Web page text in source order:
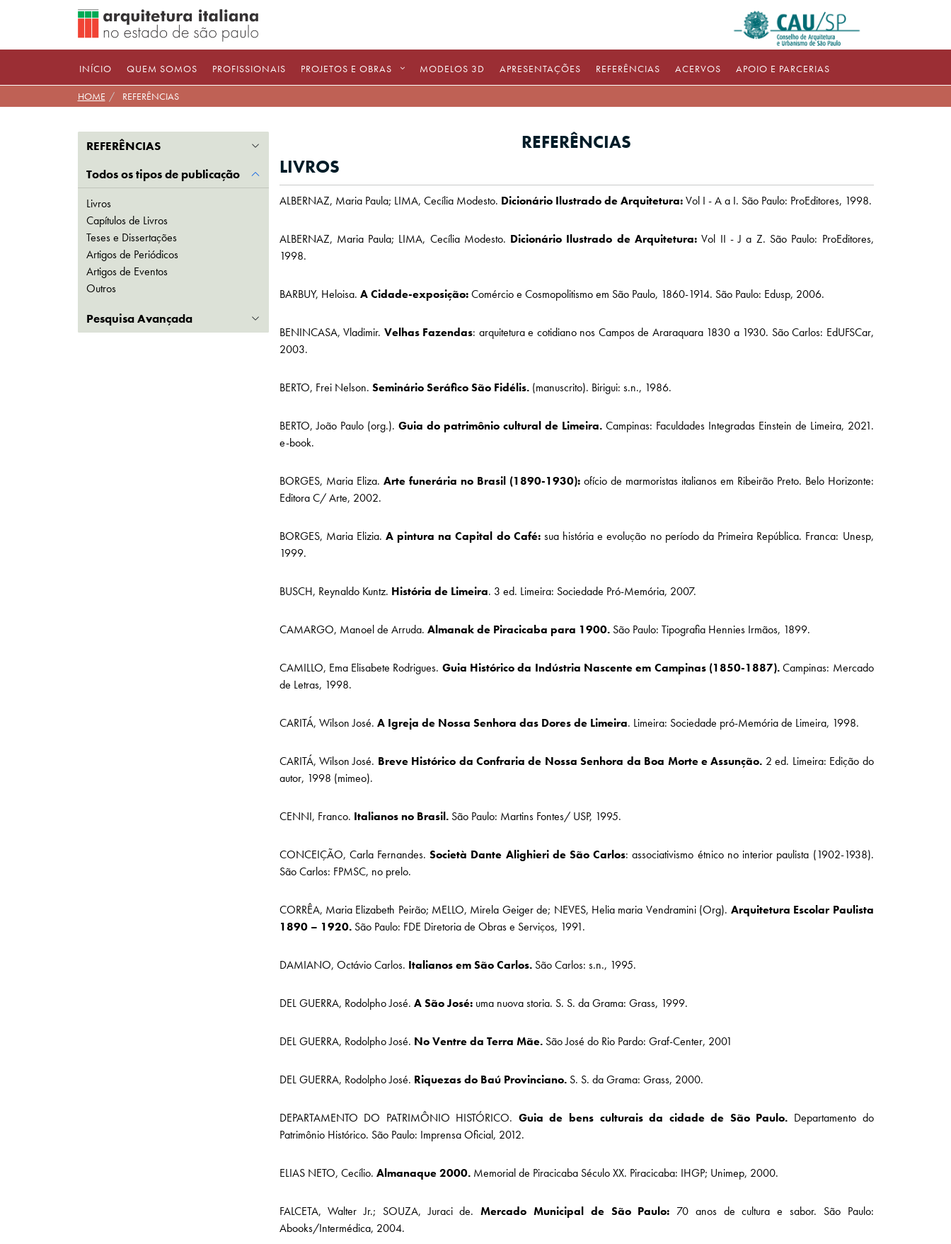
INÍCIO QUEM SOMOS PROFISSIONAIS PROJETOS E OBRAS MODELOS 3D APRESENTAÇÕES REFERÊNCIAS ACERVOS APOIO E PARCERIAS
HOME REFERÊNCIAS
REFERÊNCIAS
Todos os tipos de publicação
Livros
Capítulos de Livros
Teses e Dissertações
Artigos de Periódicos
Artigos de Eventos
Outros
Pesquisa Avançada
REFERÊNCIAS
LIVROS
ALBERNAZ, Maria Paula; LIMA, Cecília Modesto. Dicionário Ilustrado de Arquitetura:Vol I - A a I. São Paulo: ProEditores, 1998.
ALBERNAZ, Maria Paula; LIMA, Cecília Modesto. Dicionário Ilustrado de Arquitetura: Vol II - J a Z. São Paulo: ProEditores,
1998.
BARBUY, Heloisa. A Cidade-exposição:Comércio e Cosmopolitismo em São Paulo, 1860-1914. São Paulo: Edusp, 2006.
BENINCASA, Vladimir. Velhas Fazendas: arquitetura e cotidiano nos Campos de Araraquara 1830 a 1930. São Carlos: EdUFSCar,
2003.
BERTO, Frei Nelson. Seminário Seráfico São Fidélis.(manuscrito). Birigui: s.n., 1986.
BERTO, João Paulo (org.). Guia do patrimônio cultural de Limeira.Campinas: Faculdades Integradas Einstein de Limeira, 2021.
e-book.
BORGES, Maria Eliza. Arte funerária no Brasil (1890-1930):ofício de marmoristas italianos em Ribeirão Preto. Belo Horizonte:
Editora C/ Arte, 2002.
BORGES, Maria Elizia. A pintura na Capital do Café:sua história e evolução no período da Primeira República. Franca: Unesp,
1999.
BUSCH, Reynaldo Kuntz. História de Limeira. 3 ed. Limeira: Sociedade Pró-Memória, 2007.
CAMARGO, Manoel de Arruda. Almanak de Piracicaba para 1900.São Paulo: Tipografia Hennies Irmãos, 1899.
CAMILLO, Ema Elisabete Rodrigues. Guia Histórico da Indústria Nascente em Campinas (1850-1887).Campinas: Mercado
de Letras, 1998.
CARITÁ, Wilson José. A Igreja de Nossa Senhora das Dores de Limeira. Limeira: Sociedade pró-Memória de Limeira, 1998.
CARITÁ, Wilson José. Breve Histórico da Confraria de Nossa Senhora da Boa Morte e Assunção. 2 ed. Limeira: Edição do
autor, 1998 (mimeo).
CENNI, Franco. Italianos no Brasil.São Paulo: Martins Fontes/ USP, 1995.
CONCEIÇÃO, Carla Fernandes.Società Dante Alighieri de São Carlos: associativismo étnico no interior paulista (1902-1938).
São Carlos: FPMSC, no prelo.
CORRÊA, Maria Elizabeth Peirão; MELLO, Mirela Geiger de; NEVES, Helia maria Vendramini (Org). Arquitetura Escolar Paulista
1890 – 1920.São Paulo: FDE Diretoria de Obras e Serviços, 1991.
DAMIANO, Octávio Carlos. Italianos em São Carlos.São Carlos: s.n., 1995.
DEL GUERRA, Rodolpho José. A São José:uma nuova storia. S. S. da Grama: Grass, 1999.
DEL GUERRA, Rodolpho José. No Ventre da Terra Mãe.São José do Rio Pardo: Graf-Center, 2001
DEL GUERRA, Rodolpho José. Riquezas do Baú Provinciano.S. S. da Grama: Grass, 2000.
DEPARTAMENTO DO PATRIMÔNIO HISTÓRICO. Guia de bens culturais da cidade de São Paulo. Departamento do
Patrimônio Histórico. São Paulo: Imprensa Oficial, 2012.
ELIAS NETO, Cecílio. Almanaque 2000.Memorial de Piracicaba Século XX. Piracicaba: IHGP; Unimep, 2000.
FALCETA, Walter Jr.; SOUZA, Juraci de. Mercado Municipal de São Paulo: 70 anos de cultura e sabor. São Paulo:
Abooks/Intermédica, 2004.